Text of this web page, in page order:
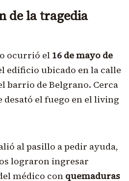
de la tragedia
ocurrió el 16 de mayo de
edificio ubicado en la calle
barrio de Belgrano. Cerca
desató el fuego en el living
al pasillo a pedir ayuda,
lograron ingresar
médico con quemaduras